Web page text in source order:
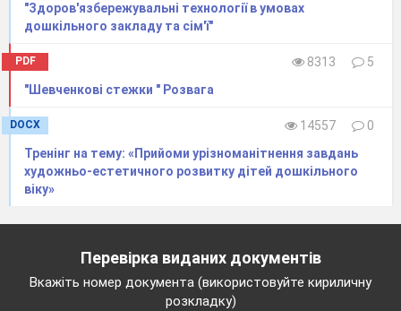
"Здоров'язбережувальні технології в умовах
дошкільного закладу та сім'ї"
PDF 8313
5
"Шевченкові стежки " Розвага
DOCX 14557
0
Тренінг на тему: «Прийоми урізноманітнення завдань
художньо-естетичного розвитку дітей дошкільного
віку»
Перевірка виданих документів
Вкажіть номер документа (використовуйте кириличну
розкладку)